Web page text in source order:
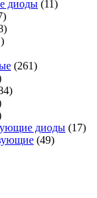
диоды (11)
(261)
диоды (17)
(49)